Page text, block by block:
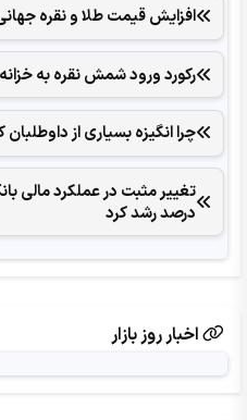
افزایش قیمت طلا و نقره
رکورد ورود شمش نقره به
چرا انگیزه بسیاری از
درصد رشد کرد
اخبار روز بازار